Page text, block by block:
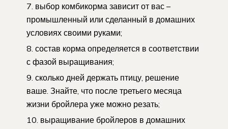
выбор комбикорма зависит от вас –
промышленный или сделанный в домашних
условиях своими руками;
состав корма определяется в соответствии
с фазой выращивания;
сколько дней держать птицу, решение
ваше. Знайте, что после третьего месяца
жизни бройлера уже можно резать;
выращивание бройлеров в домашних